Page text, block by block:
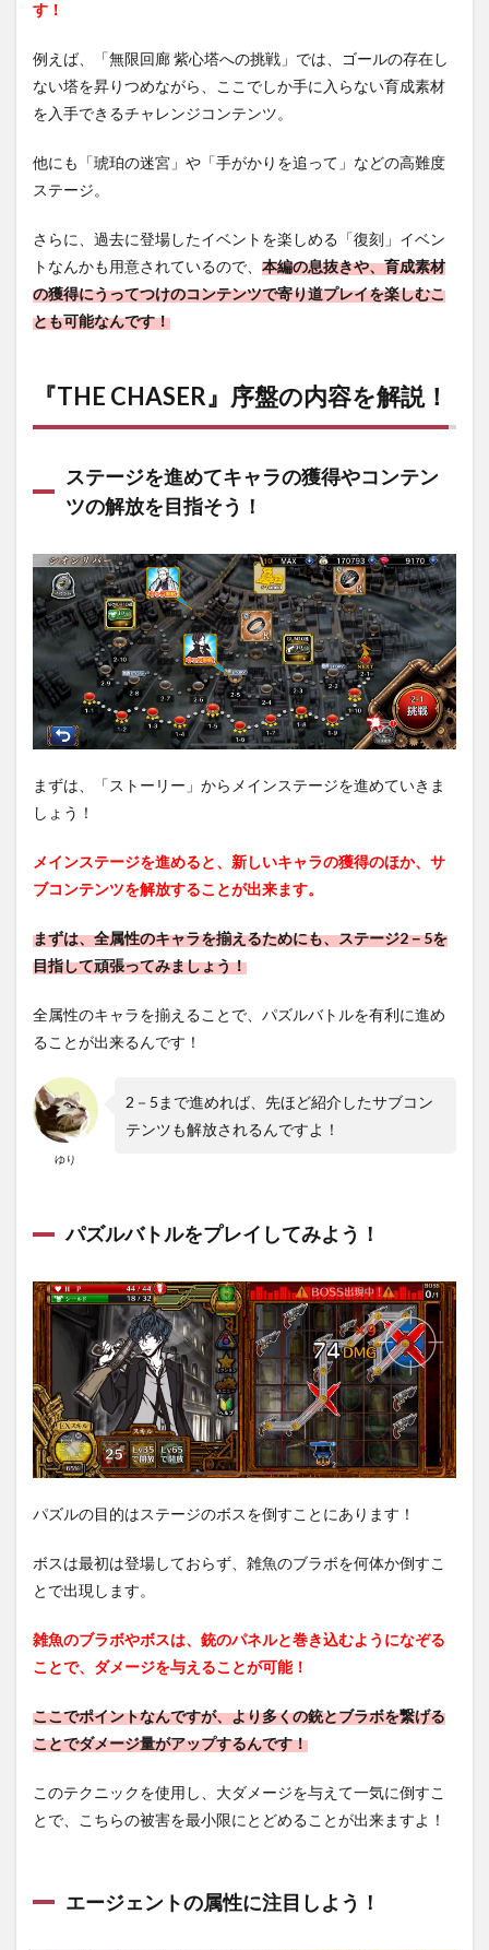
す！
例えば、「無限回廊 紫心塔への挑戦」では、ゴールの存在し
ない塔を昇りつめながら、ここでしか手に入らない育成素材
を入手できるチャレンジコンテンツ。
他にも「琥珀の迷宮」や「手がかりを追って」などの高難度
ステージ。
さらに、過去に登場したイベントを楽しめる「復刻」イベン
トなんかも用意されているので、 本編の息抜きや、育成素材
の獲得にうってつけのコンテンツで寄り道プレイを楽しむこ
とも可能なんです！
『THE CHASER』序盤の内容を解説！
ステージを進めてキャラの獲得やコンテン
ツの解放を目指そう！
まずは、「ストーリー」からメインステージを進めていきま
しょう！
メインステージを進めると、新しいキャラの獲得のほか、サ
ブコンテンツを解放することが出来ます。
まずは、全属性のキャラを揃えるためにも、ステージ2－5を
目指して頑張ってみましょう！
全属性のキャラを揃えることで、パズルバトルを有利に進め
ることが出来るんです！
ゆり
2－5まで進めれば、先ほど紹介したサブコン
テンツも解放されるんですよ！
パズルバトルをプレイしてみよう！
パズルの目的はステージのボスを倒すことにあります！
ボスは最初は登場しておらず、雑魚のブラボを何体か倒すこ
とで出現します。
雑魚のブラボやボスは、銃のパネルと巻き込むようになぞる
ことで、ダメージを与えることが可能！
ここでポイントなんですが、より多くの銃とブラボを繋げる
ことでダメージ量がアップするんです！
このテクニックを使用し、大ダメージを与えて一気に倒すこ
とで、こちらの被害を最小限にとどめることが出来ますよ！
エージェントの属性に注目しよう！